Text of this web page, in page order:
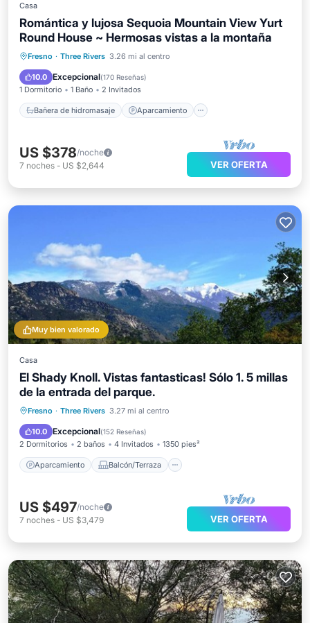
Casa
Romántica y lujosa Sequoia Mountain View Yurt
Round House ~ Hermosas vistas a la montaña
Fresno · Three Rivers 3.26 mi al centro
10.0 Excepcional(170 Reseñas)
1 Dormitorio 1 Baño 2 Invitados
Bañera de hidromasaje Aparcamiento
Bañera de hidromasaje
Vista al mar
Balcón/Terraza
US $378/noche
7 noches - US $2,644 VER OFERTA
Muy bien valorado
Casa
El Shady Knoll. Vistas fantasticas! Sólo 1. 5 millas
de la entrada del parque.
Fresno · Three Rivers 3.27 mi al centro
10.0 Excepcional(152 Reseñas)
2 Dormitorios 2 baños 4 Invitados 1350 pies²
Aparcamiento Balcón/Terraza
Aparcamiento
Balcón/Terraza
Cocina
Aire acondicionado
US $497/noche
7 noches - US $3,479 VER OFERTA